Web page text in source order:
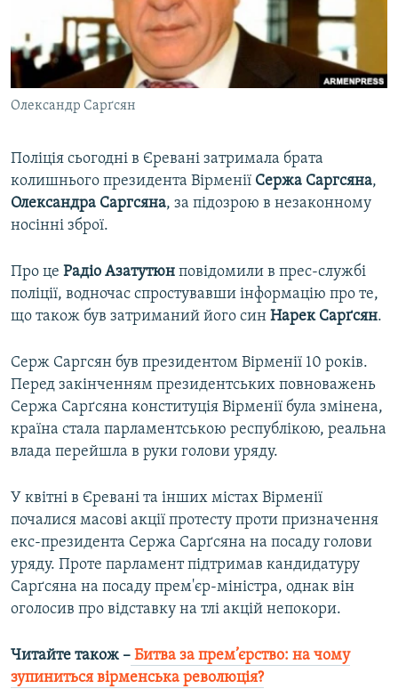
ВІДЕОУРОКИ «ELIFBE»
СВІДЧЕННЯ ОКУПАЦІЇ
УКРАЇНСЬКА ПРОБЛЕМА КРИМУ
ІНФОГРАФІКА
Русский
Qırımtatar
ДОЛУЧАЙСЯ!
Усі сайти RFE/RL
Олександр Сарґсян
Поліція сьогодні в Єревані затримала брата
колишнього президента Вірменії Сержа Саргсяна,
Олександра Саргсяна, за підозрою в незаконному
носінні зброї.
Про це Радіо Азатутюн повідомили в прес-службі
поліції, водночас спростувавши інформацію про те,
що також був затриманий його син Нарек Сарґсян.
Серж Саргсян був президентом Вірменії 10 років.
Перед закінченням президентських повноважень
Сержа Сарґсяна конституція Вірменії була змінена,
країна стала парламентською республікою, реальна
влада перейшла в руки голови уряду.
У квітні в Єревані та інших містах Вірменії
почалися масові акції протесту проти призначення
екс-президента Сержа Сарґсяна на посаду голови
уряду. Проте парламент підтримав кандидатуру
Сарґсяна на посаду прем'єр-міністра, однак він
оголосив про відставку на тлі акцій непокори.
Читайте також – Битва за прем’єрство: на чому
зупиниться вірменська революція?